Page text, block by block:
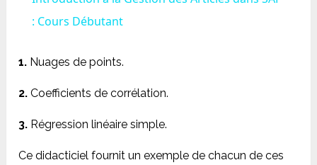
: Cours Débutant
1. Nuages de points.
2. Coefficients de corrélation.
3. Régression linéaire simple.
Ce didacticiel fournit un exemple de chacun de ces